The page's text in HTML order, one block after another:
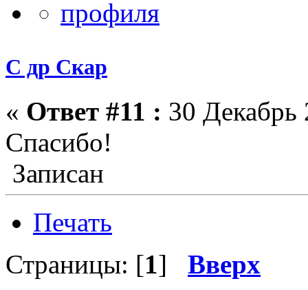
С др Скар
« Ответ #11 : 30 Декабрь
Спасибо!
Записан
Печать
Страницы: [1] Вверх